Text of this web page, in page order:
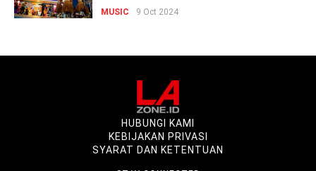
MUSIC 9 Oct 2024
HUBUNGI KAMI
KEBIJAKAN PRIVASI
SYARAT DAN KETENTUAN